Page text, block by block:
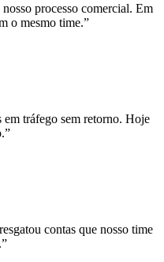
processo comercial. Em
o mesmo time.”
tráfego sem retorno. Hoje
”
contas que nosso time
”